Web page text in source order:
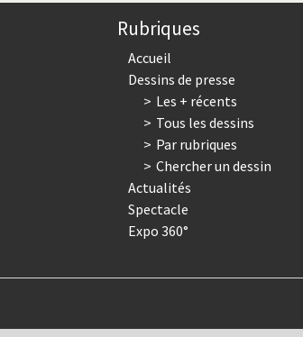
Rubriques
Accueil
Dessins de presse
Les + récents
Tous les dessins
Par rubriques
Chercher un dessin
Actualités
Spectacle
Expo 360°